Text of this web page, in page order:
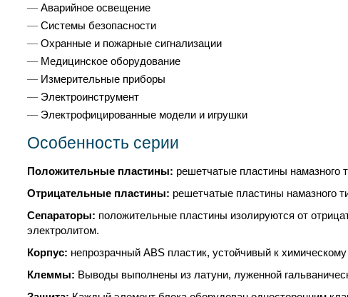
Аварийное освещение
Системы безопасности
Охранные и пожарные сигнализации
Медицинское оборудование
Измерительные приборы
Электроинструмент
Электрофицированные модели и игрушки
Особенность серии
Положительные пластины: решетчатые пластины намазного
Отрицательные пластины: решетчатые пластины намазного
Сепараторы: положительные пластины изолируются от
электролитом.
Корпус: непрозрачный ABS пластик, устойчивый к
Клеммы: Выводы выполнены из латуни, луженной